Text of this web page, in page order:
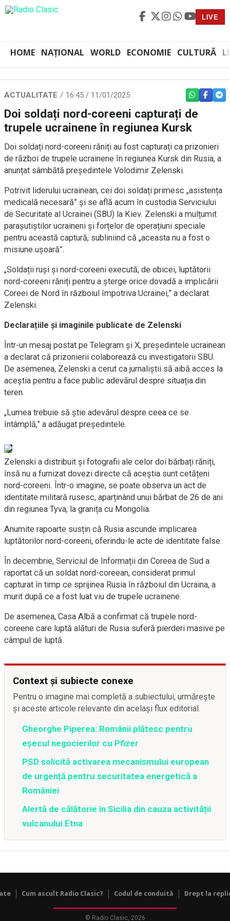
LIVE
HOME NAȚIONAL WORLD ECONOMIE CULTURĂ
ACTUALITATE 16:45 / 11/01/2025 WHATSAPP
Doi soldați nord-coreeni capturați de
trupele ucrainene în regiunea Kursk
Doi soldați nord-coreeni răniți au fost capturați ca prizonieri
de război de trupele ucrainene în regiunea Kursk din Rusia, a
anunțat sâmbătă președintele Volodimir Zelenski.
Potrivit liderului ucrainean, cei doi soldați primesc „asistența
medicală necesară” și se află acum în custodia Serviciului
de Securitate al Ucrainei (SBU) la Kiev. Zelenski a mulțumit
parașutiștilor ucraineni și forțelor de operațiuni speciale
pentru această captură, subliniind că „aceasta nu a fost o
misiune ușoară”.
„Soldații ruși și nord-coreeni execută, de obicei, luptătorii
nord-coreeni răniți pentru a șterge orice dovadă a implicării
Coreei de Nord în războiul împotriva Ucrainei,” a declarat
Zelenski.
Declarațiile și imaginile publicate de Zelenski
Într-un mesaj postat pe Telegram și X, președintele ucrainean
a declarat că prizonierii colaborează cu investigatorii SBU.
De asemenea, Zelenski a cerut ca jurnaliștii să aibă acces la
aceștia pentru a face public adevărul despre situația din
teren.
„Lumea trebuie să știe adevărul despre ceea ce se
întâmplă,” a adăugat președintele.
Zelenski a distribuit și fotografii ale celor doi bărbați răniți,
însă nu a furnizat dovezi directe că aceștia sunt cetățeni
nord-coreeni. Într-o imagine, se poate observa un act de
identitate militară rusesc, aparținând unui bărbat de 26 de ani
din regiunea Tyva, la granița cu Mongolia.
Anumite rapoarte susțin că Rusia ascunde implicarea
luptătorilor nord-coreeni, oferindu-le acte de identitate false.
În decembrie, Serviciul de Informații din Coreea de Sud a
raportat că un soldat nord-coreean, considerat primul
capturat în timp ce sprijinea Rusia în războiul din Ucraina, a
murit după ce a fost luat viu de trupele ucrainene.
De asemenea, Casa Albă a confirmat că trupele nord-
coreene care luptă alături de Rusia suferă pierderi masive pe
câmpul de luptă.
Context și subiecte conexe
Pentru o imagine mai completă a subiectului, urmărește
și aceste articole relevante din același flux editorial.
Gheorghe Piperea: Românii plătesc pentru
eșecul negocierilor cu Pfizer
PSD solicită activarea mecanismului european
de urgență pentru securitatea energetică a
României
Alertă de călătorie în Sicilia din cauza activității
vulcanului Etna
Cum ascult Radio Clasic? Codul de conduită Drept la
© Radio Clasic, 2026